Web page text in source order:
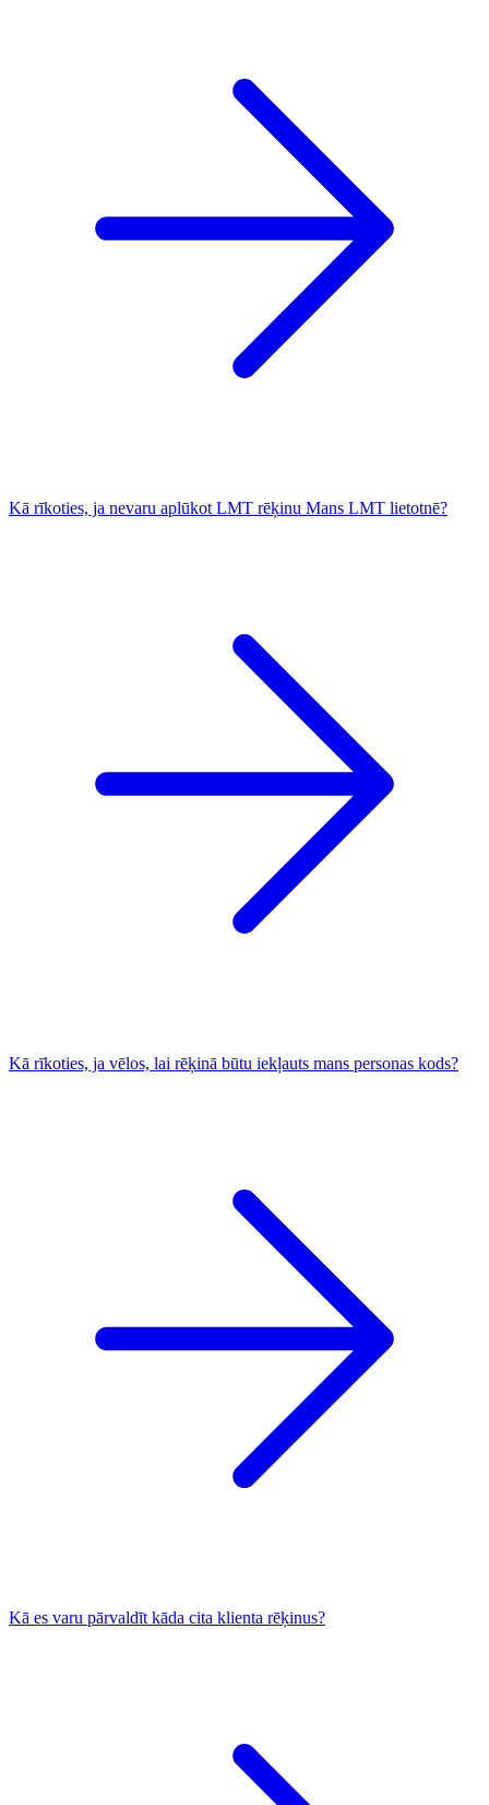
Kā rīkoties, ja nevaru aplūkot LMT rēķinu Mans LMT lietotnē?
Kā rīkoties, ja vēlos, lai rēķinā būtu iekļauts mans personas kods?
Kā es varu pārvaldīt kāda cita klienta rēķinus?